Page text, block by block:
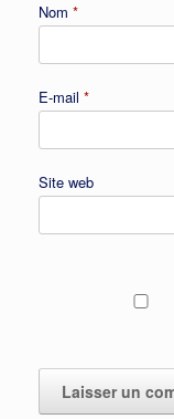
Nom *
E-mail *
Site web